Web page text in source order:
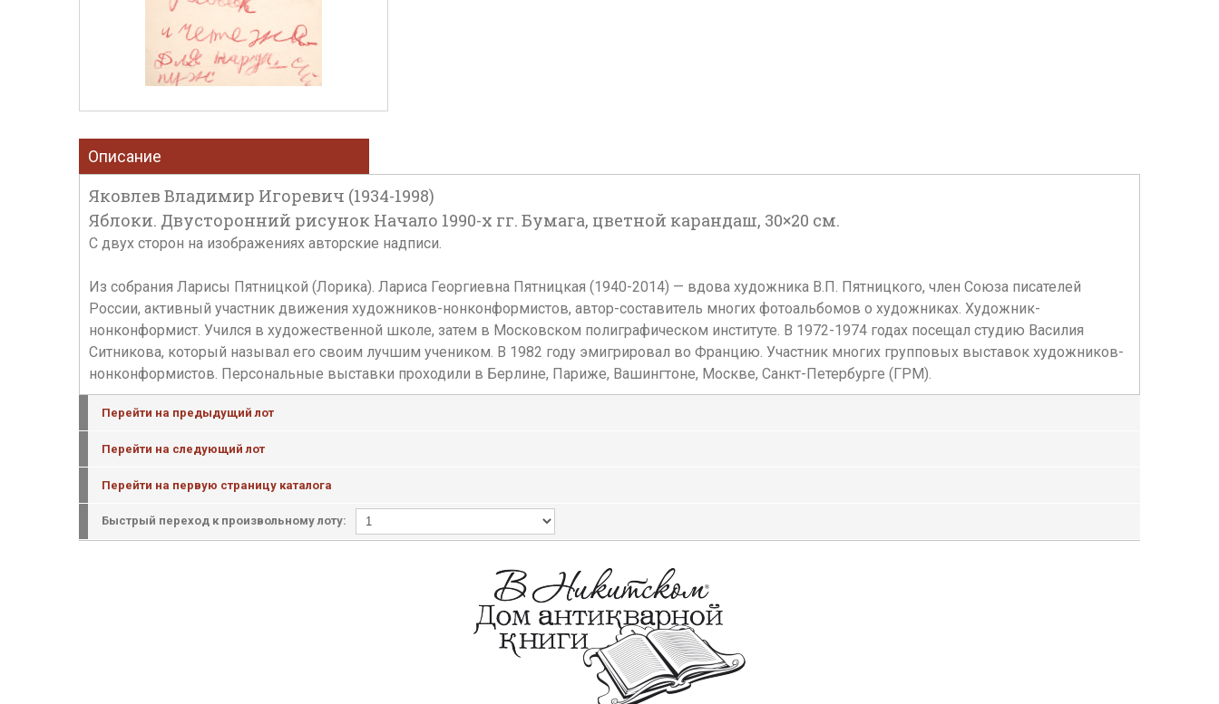
Описание
Яковлев Владимир Игоревич (1934-1998)
Яблоки. Двусторонний рисунок Начало 1990-х гг. Бумага, цветной карандаш, 30×20 см.
С двух сторон на изображениях авторские надписи.
Из собрания Ларисы Пятницкой (Лорика). Лариса Георгиевна Пятницкая (1940-2014) — вдова художника В.П. Пятницкого, член Союза писателей
России, активный участник движения художников-нонконформистов, автор-составитель многих фотоальбомов о художниках. Художник-
нонконформист. Учился в художественной школе, затем в Московском полиграфическом институте. В 1972-1974 годах посещал студию Василия
Ситникова, который называл его своим лучшим учеником. В 1982 году эмигрировал во Францию. Участник многих групповых выставок художников-
нонконформистов. Персональные выставки проходили в Берлине, Париже, Вашингтоне, Москве, Санкт-Петербурге (ГРМ).
Перейти на предыдущий лот
Перейти на следующий лот
Перейти на первую страницу каталога
Быстрый переход к произвольному лоту: